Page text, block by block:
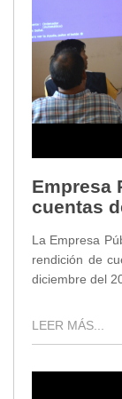
Empresa
cuentas
La Empresa
rendición de
diciembre del
LEER MÁS...